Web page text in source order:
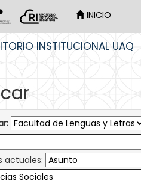
INICIO
INSTITUCIONAL UAQ
actuales: